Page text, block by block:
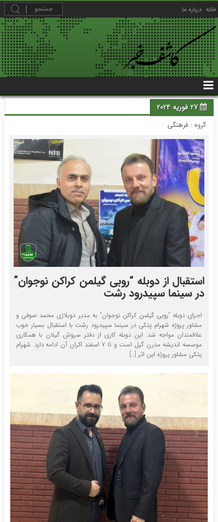
خانه درباره ما
27 فوریه 2024
گروه : فرهنگی
استقبال از دوبله “روبی گیلمن کراکن نوجوان”
در سینما سپیدرود رشت
اجرای دوبله “روبی گیلمن کراکن نوجوان” به مدیر دوبلاژی محمد صوفی و
مشاور پروژه شهرام پتکی در سینما سپیدرود رشت با استقبال بسیار خوب
علاقمندان مواجه شد. این دوبله کاری از دفتر سروش گیلان با همکاری
موسسه اندیشه مدرن گیل است و تا ۷ اسفند اکران آن ادامه دارد. شهرام
پتکی مشاور پروژه این اثر […]